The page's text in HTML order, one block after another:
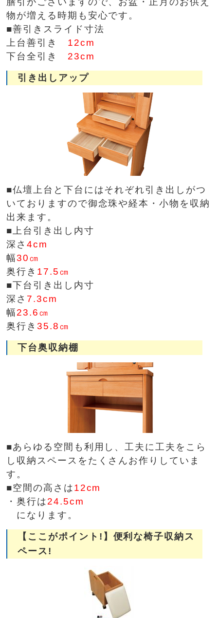
物が増える時期も安心です。
■善引きスライド寸法
上台善引き 12cm
下台全引き 23cm
引き出しアップ
■仏壇上台と下台にはそれぞれ引き出しがつ
いておりますので御念珠や経本・小物を収納
出来ます。
■上台引き出し内寸
深さ4cm
幅30㎝
奥行き 17.5㎝
■下台引き出し内寸
深さ 7.3cm
幅23.6㎝
奥行き35.8㎝
下台奥収納棚
■あらゆる空間も利用し、工夫に工夫をこら
し収納スペースをたくさんお作りしていま
す。
■空間の高さは12cm
・奥行は24.5cm
になります。
【ここがポイント!】便利な椅子収納ス
ペース!